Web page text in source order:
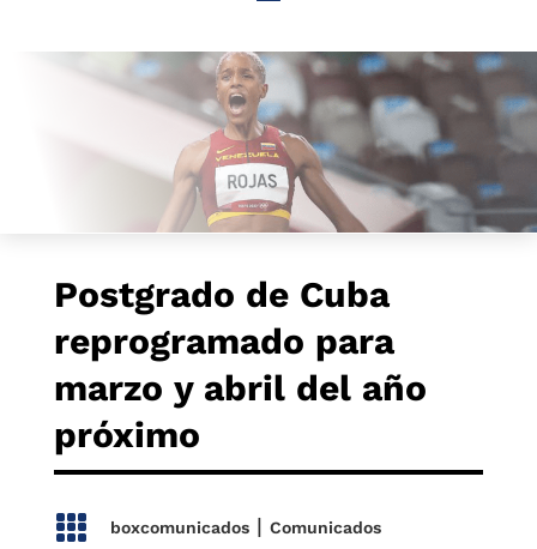
Postgrado de Cuba
reprogramado para
marzo y abril del año
próximo
 boxcomunicados| Comunicados